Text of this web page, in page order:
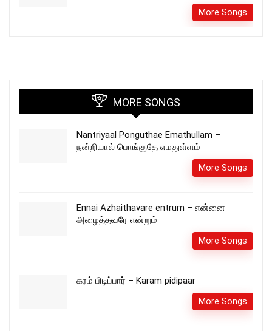
More Songs
MORE SONGS
Nantriyaal Ponguthae Emathullam –
நன்றியால் பொங்குதே எமதுள்ளம்
More Songs
Ennai Azhaithavare entrum – என்னை
அழைத்தவரே என்றும்
More Songs
கரம் பிடிப்பார் – Karam pidipaar
More Songs